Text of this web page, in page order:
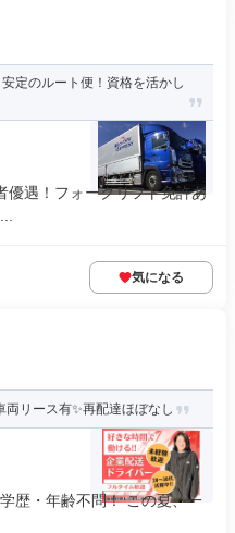
定のルート便！資格を活かし
遇！フォークリフト免許あ
気になる
両リース有✨再配達ほぼなし
歴・年齢不問！ この夏、一